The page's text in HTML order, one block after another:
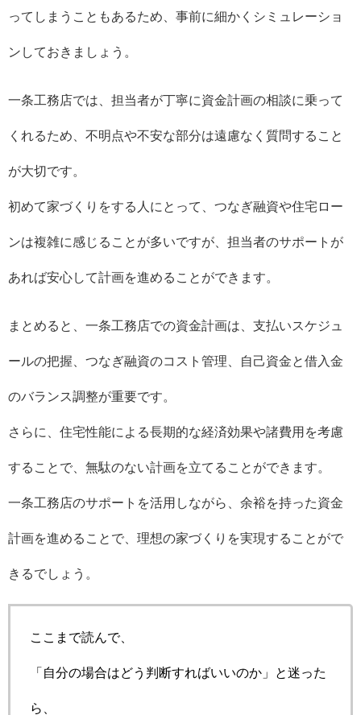
ってしまうこともあるため、事前に細かくシミュレーショ
ンしておきましょう。
一条工務店では、担当者が丁寧に資金計画の相談に乗って
くれるため、不明点や不安な部分は遠慮なく質問すること
が大切です。
初めて家づくりをする人にとって、つなぎ融資や住宅ロー
ンは複雑に感じることが多いですが、担当者のサポートが
あれば安心して計画を進めることができます。
まとめると、一条工務店での資金計画は、支払いスケジュ
ールの把握、つなぎ融資のコスト管理、自己資金と借入金
のバランス調整が重要です。
さらに、住宅性能による長期的な経済効果や諸費用を考慮
することで、無駄のない計画を立てることができます。
一条工務店のサポートを活用しながら、余裕を持った資金
計画を進めることで、理想の家づくりを実現することがで
きるでしょう。
ここまで読んで、
「自分の場合はどう判断すればいいのか」と迷った
ら、